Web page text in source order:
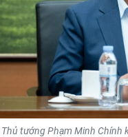
KHOA HỌC - CÔNG
MÔI TRƯỜNG
BẠN ĐỌC
KIỂM CHỨNG
Thủ tướng Phạm Minh Chính